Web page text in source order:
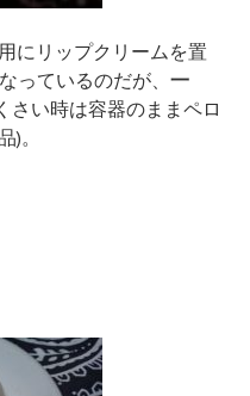
にリップクリームを置
っているのだが、 一
さい時は容器のままペロ
)。